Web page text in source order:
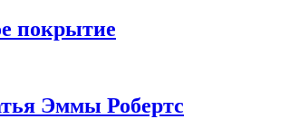
покрытие
Эммы Робертс